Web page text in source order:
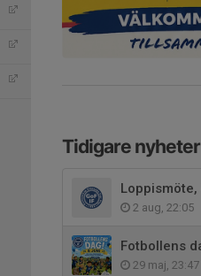
Tidigare nyheter
2 aug, 22:05
Fotbollens
29 maj, 23:47